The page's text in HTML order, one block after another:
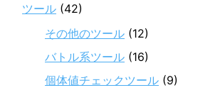
ツール (42)
その他のツール (12)
バトル系ツール (16)
個体値チェックツール (9)